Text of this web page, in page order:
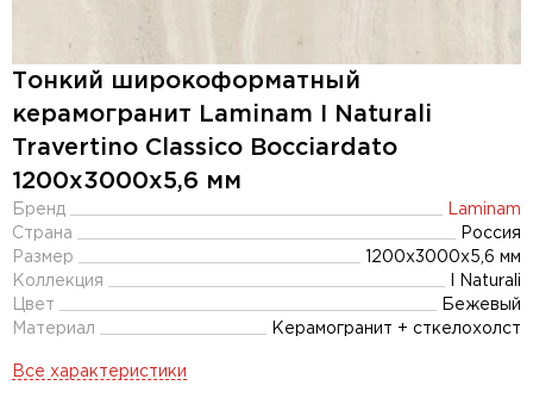
Тонкий широкоформатный
керамогранит Laminam I Naturali
Travertino Classico Bocciardato
1200x3000х5,6 мм
Бренд
Laminam
Страна
Россия
Размер
1200x3000x5,6 мм
Коллекция
I Naturali
Цвет
Бежевый
Материал
Керамогранит + сткелохолст
Все характеристики